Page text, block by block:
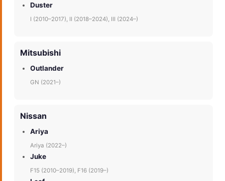
Duster
I (2010–2017), II (2018–2024), III (2024–)
Mitsubishi
Outlander
GN (2021–)
Nissan
Ariya
Ariya (2022–)
Juke
F15 (2010–2019), F16 (2019–)